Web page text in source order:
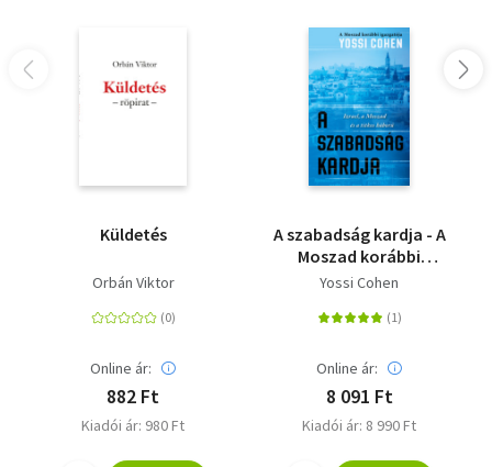
Küldetés
Orbán Viktor
Online ár:
882 Ft
Kiadói ár: 980 Ft
A szabadság kardja - A
Moszad korábbi
igazgatója - Izrael, a
háború
Yossi Cohen
Online ár:
8 091 Ft
Kiadói ár: 8 990 Ft